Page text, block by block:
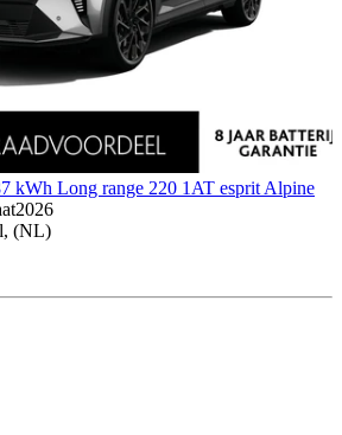
kWh Long range 220 1AT esprit Alpine
2026
(NL)